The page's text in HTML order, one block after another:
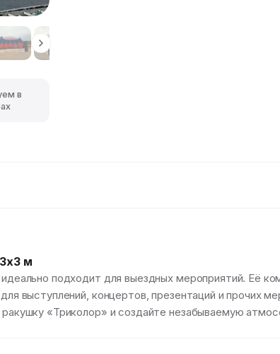
в
м
подходит для выездных мероприятий. Её
выступлений, концертов, презентаций и прочих
«Триколор» и создайте незабываемую